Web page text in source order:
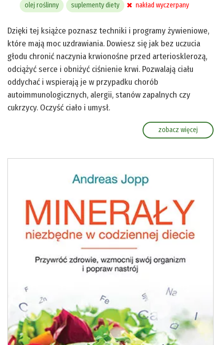
olej roślinny suplementy diety nakład wyczerpany
Dzięki tej książce poznasz techniki i programy żywieniowe,
które mają moc uzdrawiania. Dowiesz się jak bez uczucia
głodu chronić naczynia krwionośne przed arteriosklerozą,
odciążyć serce i obniżyć ciśnienie krwi. Pozwalają ciału
oddychać i wspierają je w przypadku chorób
autoimmunologicznych, alergii, stanów zapalnych czy
cukrzycy. Oczyść ciało i umysł.
zobacz więcej